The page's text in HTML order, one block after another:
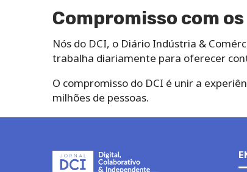
Compromisso com
Nós do DCI, o Diário Indústria &
trabalha diariamente para oferecer
O compromisso do DCI é unir a
milhões de pessoas.